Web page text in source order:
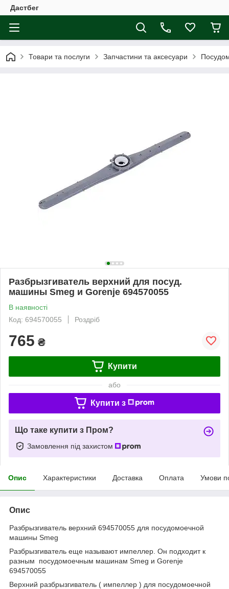
Дастбег
Товари та послуги Запчастини та аксесуари
Разбрызгиватель верхний для посуд.
машины Smeg и Gorenje 694570055
В наявності
Код: 694570055
Роздріб
765 ₴
Купити
або
Купити з
Що таке купити з Пром?
Замовлення під захистом
Опис Характеристики Доставка Оплата Умови
Опис
Разбрызгиватель верхний 694570055 для посудомоечной
машины Smeg
Разбрызгиватель еще называют импеллер. Он подходит к
разным посудомоечным машинам Smeg и Gorenje
694570055
Верхний разбрызгиватель ( импеллер ) для посудомоечной